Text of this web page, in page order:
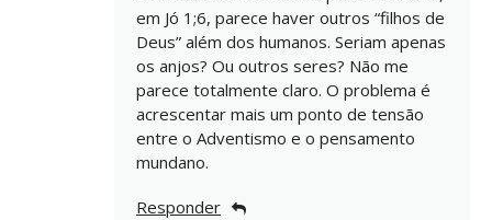
em Jó 1;6, parece haver outros “filhos de
Deus” além dos humanos. Seriam apenas
os anjos? Ou outros seres? Não me
parece totalmente claro. O problema é
acrescentar mais um ponto de tensão
entre o Adventismo e o pensamento
mundano.
Responder